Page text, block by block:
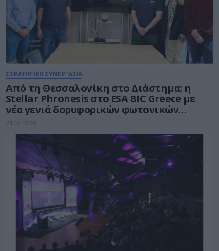
ΣΤΡΑΤΗΓΙΚΗ ΣΥΝΕΡΓΑΣΙΑ
Από τη Θεσσαλονίκη στο Διάστημα: η
Stellar Phronesis στο ESA BIC Greece με
νέα γενιά δορυφορικών φωτονικών
επικοινωνιών
21.07.2026